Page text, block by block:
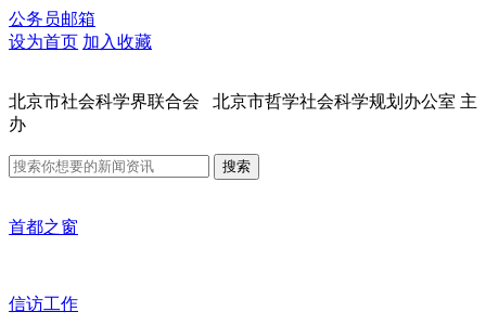
公务员邮箱
设为首页 加入收藏
北京市社会科学界联合会 北京市哲学社会科学规划办公室 主
办
搜索
首都之窗
信访工作